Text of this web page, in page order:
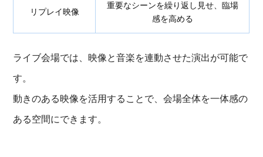
リプレイ映像
重要なシーンを繰り返し見せ、臨場
感を高める
ライブ会場では、映像と音楽を連動させた演出が可能で
す。
動きのある映像を活用することで、会場全体を一体感の
ある空間にできます。